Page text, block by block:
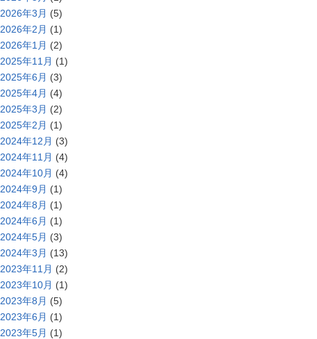
2026年3月 (5)
2026年2月 (1)
2026年1月 (2)
2025年11月 (1)
2025年6月 (3)
2025年4月 (4)
2025年3月 (2)
2025年2月 (1)
2024年12月 (3)
2024年11月 (4)
2024年10月 (4)
2024年9月 (1)
2024年8月 (1)
2024年6月 (1)
2024年5月 (3)
2024年3月 (13)
2023年11月 (2)
2023年10月 (1)
2023年8月 (5)
2023年6月 (1)
2023年5月 (1)